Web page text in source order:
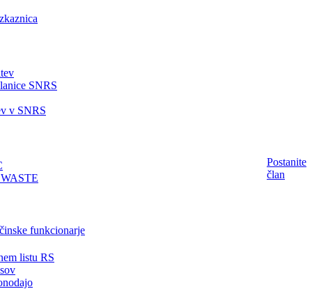
SNRS
v SNRS
funkcionarje
listu RS
Postanite
član